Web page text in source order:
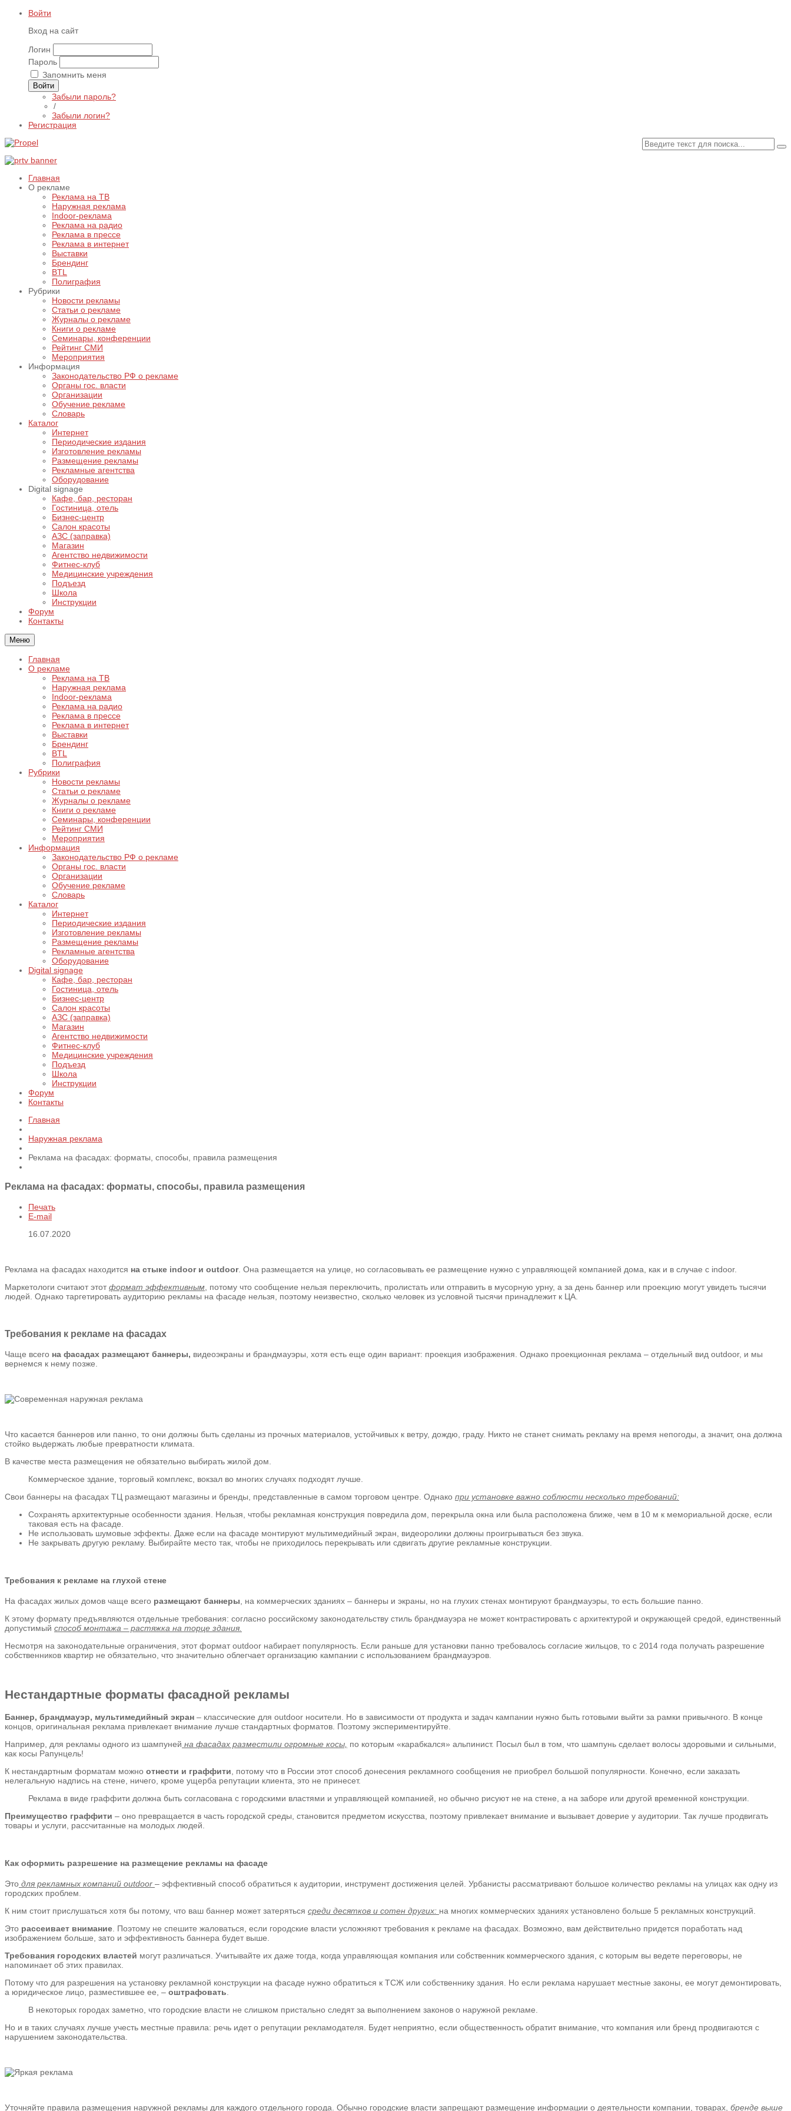
Войти
Вход на сайт
Логин
Пароль
Запомнить меня
Войти
Забыли пароль?
/
Забыли логин?
Регистрация
Главная
О рекламе
Реклама на ТВ
Наружная реклама
Indoor-реклама
Реклама на радио
Реклама в прессе
Реклама в интернет
Выставки
Брендинг
BTL
Полиграфия
Рубрики
Новости рекламы
Статьи о рекламе
Журналы о рекламе
Книги о рекламе
Семинары, конференции
Рейтинг СМИ
Мероприятия
Информация
Законодательство РФ о рекламе
Органы гос. власти
Организации
Обучение рекламе
Словарь
Каталог
Интернет
Периодические издания
Изготовление рекламы
Размещение рекламы
Рекламные агентства
Оборудование
Digital signage
Кафе, бар, ресторан
Гостиница, отель
Бизнес-центр
Салон красоты
АЗС (заправка)
Магазин
Агентство недвижимости
Фитнес-клуб
Медицинские учреждения
Подъезд
Школа
Инструкции
Форум
Контакты
Меню
Главная
О рекламе
Реклама на ТВ
Наружная реклама
Indoor-реклама
Реклама на радио
Реклама в прессе
Реклама в интернет
Выставки
Брендинг
BTL
Полиграфия
Рубрики
Новости рекламы
Статьи о рекламе
Журналы о рекламе
Книги о рекламе
Семинары, конференции
Рейтинг СМИ
Мероприятия
Информация
Законодательство РФ о рекламе
Органы гос. власти
Организации
Обучение рекламе
Словарь
Каталог
Интернет
Периодические издания
Изготовление рекламы
Размещение рекламы
Рекламные агентства
Оборудование
Digital signage
Кафе, бар, ресторан
Гостиница, отель
Бизнес-центр
Салон красоты
АЗС (заправка)
Магазин
Агентство недвижимости
Фитнес-клуб
Медицинские учреждения
Подъезд
Школа
Инструкции
Форум
Контакты
Главная
Наружная реклама
Реклама на фасадах: форматы, способы, правила размещения
Реклама на фасадах: форматы, способы, правила размещения
Печать
E-mail
16.07.2020
Реклама на фасадах находится на стыке indoor и outdoor. Она размещается на улице, но согласовывать ее размещение нужно с управляющей компанией дома, как и в случае с indoor.
Маркетологи считают этотформат эффективным , потому что сообщение нельзя переключить, пролистать или отправить в мусорную урну, а за день баннер или проекцию могут увидеть тысячи
людей. Однако таргетировать аудиторию рекламы на фасаде нельзя, поэтому неизвестно, сколько человек из условной тысячи принадлежит к ЦА.
Требования к рекламе на фасадах
Чаще всего на фасадах размещают баннеры, видеоэкраны и брандмауэры, хотя есть еще один вариант: проекция изображения. Однако проекционная реклама – отдельный вид outdoor, и мы
вернемся к нему позже.
Что касается баннеров или панно, то они должны быть сделаны из прочных материалов, устойчивых к ветру, дождю, граду. Никто не станет снимать рекламу на время непогоды, а значит, она должна
стойко выдержать любые превратности климата.
В качестве места размещения не обязательно выбирать жилой дом.
Коммерческое здание, торговый комплекс, вокзал во многих случаях подходят лучше.
Свои баннеры на фасадах ТЦ размещают магазины и бренды, представленные в самом торговом центре. Однако при установке важно соблюсти несколько требований:
Сохранять архитектурные особенности здания. Нельзя, чтобы рекламная конструкция повредила дом, перекрыла окна или была расположена ближе, чем в 10 м к мемориальной доске, если
таковая есть на фасаде.
Не использовать шумовые эффекты. Даже если на фасаде монтируют мультимедийный экран, видеоролики должны проигрываться без звука.
Не закрывать другую рекламу. Выбирайте место так, чтобы не приходилось перекрывать или сдвигать другие рекламные конструкции.
Требования к рекламе на глухой стене
На фасадах жилых домов чаще всего размещают баннеры , на коммерческих зданиях – баннеры и экраны, но на глухих стенах монтируют брандмауэры, то есть большие панно.
К этому формату предъявляются отдельные требования: согласно российскому законодательству стиль брандмауэра не может контрастировать с архитектурой и окружающей средой, единственный
допустимый способ монтажа – растяжка на торце здания.
Несмотря на законодательные ограничения, этот формат outdoor набирает популярность. Если раньше для установки панно требовалось согласие жильцов, то с 2014 года получать разрешение
собственников квартир не обязательно, что значительно облегчает организацию кампании с использованием брандмауэров.
Нестандартные форматы фасадной рекламы
Баннер, брандмауэр, мультимедийный экран – классические для outdoor носители. Но в зависимости от продукта и задач кампании нужно быть готовыми выйти за рамки привычного. В конце
концов, оригинальная реклама привлекает внимание лучше стандартных форматов. Поэтому экспериментируйте.
Например, для рекламы одного из шампуней на фасадах разместили огромные косы, по которым «карабкался» альпинист. Посыл был в том, что шампунь сделает волосы здоровыми и сильными,
как косы Рапунцель!
К нестандартным форматам можно отнести и граффити , потому что в России этот способ донесения рекламного сообщения не приобрел большой популярности. Конечно, если заказать
нелегальную надпись на стене, ничего, кроме ущерба репутации клиента, это не принесет.
Реклама в виде граффити должна быть согласована с городскими властями и управляющей компанией, но обычно рисуют не на стене, а на заборе или другой временной конструкции.
Преимущество граффити – оно превращается в часть городской среды, становится предметом искусства, поэтому привлекает внимание и вызывает доверие у аудитории. Так лучше продвигать
товары и услуги, рассчитанные на молодых людей.
Как оформить разрешение на размещение рекламы на фасаде
Это для рекламных компаний outdoor – эффективный способ обратиться к аудитории, инструмент достижения целей. Урбанисты рассматривают большое количество рекламы на улицах как одну из
городских проблем.
К ним стоит прислушаться хотя бы потому, что ваш баннер может затеряться среди десятков и сотен других: на многих коммерческих зданиях установлено больше 5 рекламных конструкций.
Это рассеивает внимание . Поэтому не спешите жаловаться, если городские власти усложняют требования к рекламе на фасадах. Возможно, вам действительно придется поработать над
изображением больше, зато и эффективность баннера будет выше.
Требования городских властей могут различаться. Учитывайте их даже тогда, когда управляющая компания или собственник коммерческого здания, с которым вы ведете переговоры, не
напоминает об этих правилах.
Потому что для разрешения на установку рекламной конструкции на фасаде нужно обратиться к ТСЖ или собственнику здания. Но если реклама нарушает местные законы, ее могут демонтировать,
а юридическое лицо, разместившее ее, – оштрафовать
В некоторых городах заметно, что городские власти не слишком пристально следят за выполнением законов о наружной рекламе.
Но и в таких случаях лучше учесть местные правила: речь идет о репутации рекламодателя. Будет неприятно, если общественность обратит внимание, что компания или бренд продвигаются с
нарушением законодательства.
Уточняйте правила размещения наружной рекламы для каждого отдельного города. Обычно городские власти запрещают размещение информации о деятельности компании, товарах, бренде выше